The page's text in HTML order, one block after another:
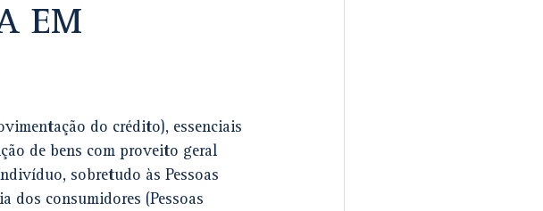
EM
do crédito), essenciais
de bens com proveito geral
sobretudo às Pessoas
dos consumidores (Pessoas